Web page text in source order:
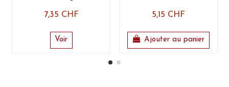
7,35 CHF
Voir
5,15 CHF
Ajouter au panier